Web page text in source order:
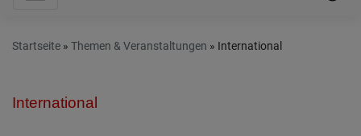
Startseite Themen & Veranstaltungen International
International